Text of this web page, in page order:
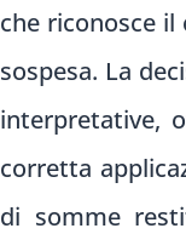
che riconosce
sospesa. La
interpretative,
corretta
di somme